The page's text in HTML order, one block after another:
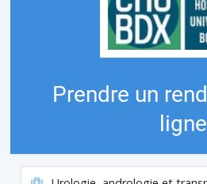
Prendre un
ligne